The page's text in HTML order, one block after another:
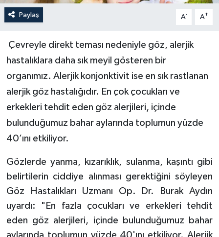
Paylaş A- A+
Çevreyle direkt teması nedeniyle göz, alerjik
hastalıklara daha sık meyil gösteren bir
organımız. Alerjik konjonktivit ise en sık rastlanan
alerjik göz hastalığıdır. En çok çocukları ve
erkekleri tehdit eden göz alerjileri, içinde
bulunduğumuz bahar aylarında toplumun yüzde
40’ını etkiliyor.
Gözlerde yanma, kızarıklık, sulanma, kaşıntı gibi
belirtilerin ciddiye alınması gerektiğini söyleyen
Göz Hastalıkları Uzmanı Op. Dr. Burak Aydın
uyardı: "En fazla çocukları ve erkekleri tehdit
eden göz alerjileri, içinde bulunduğumuz bahar
aylarında toplumun yüzde 40'ını etkiliyor. Alerjik